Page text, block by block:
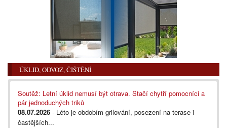
ÚKLID, ODVOZ, ČIŠTĚNÍ
Soutěž: Letní úklid nemusí být otrava. Stačí chytří pomocníci a
pár jednoduchých triků
08.07.2026 - Léto je obdobím grilování, posezení na terase i
častějších...